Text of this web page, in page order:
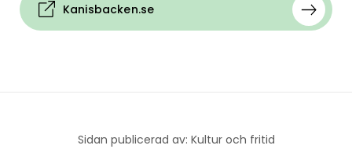
Kanisbacken.se
Sidan publicerad av: Kultur och fritid